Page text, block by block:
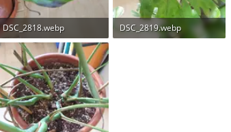
DSC_2818.webp
130,4 KB · Aufrufe: 133
DSC_2819.webp